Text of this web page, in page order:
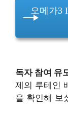
오메가3
독자 참여 유
제의 루테인
을 확인해 보